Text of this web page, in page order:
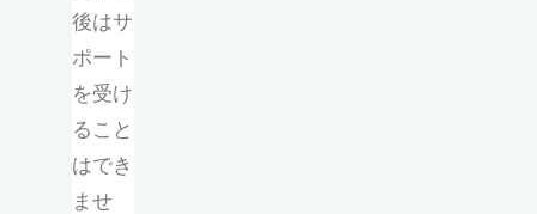
後はサ
ポート
を受け
ること
はでき
ませ